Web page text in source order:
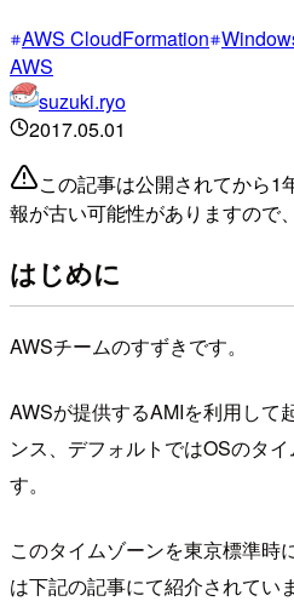
AWS CloudFormation
AWS
suzuki.ryo
2017.05.01
この記事は公開されてから1
報が古い可能性がありますので
はじめに
AWSチームのすずきです。
AWSが提供するAMIを利用して
ンス、デフォルトではOSのタ
す。
このタイムゾーンを東京標準時
は下記の記事にて紹介されてい